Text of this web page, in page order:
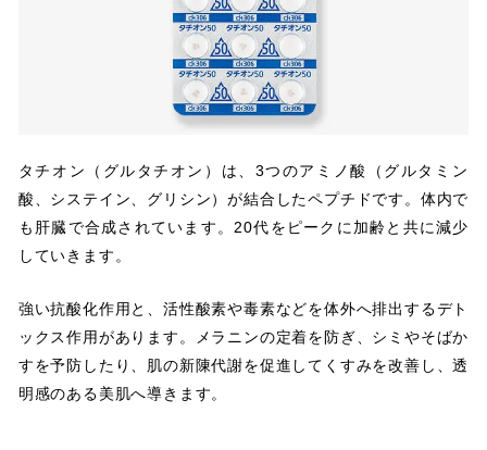
タチオン（グルタチオン）は、3つのアミノ酸（グルタミン
酸、システイン、グリシン）が結合したペプチドです。体内で
も肝臓で合成されています。20代をピークに加齢と共に減少
していきます。
強い抗酸化作用と、活性酸素や毒素などを体外へ排出するデト
ックス作用があります。メラニンの定着を防ぎ、シミやそばか
すを予防したり、肌の新陳代謝を促進してくすみを改善し、透
明感のある美肌へ導きます。